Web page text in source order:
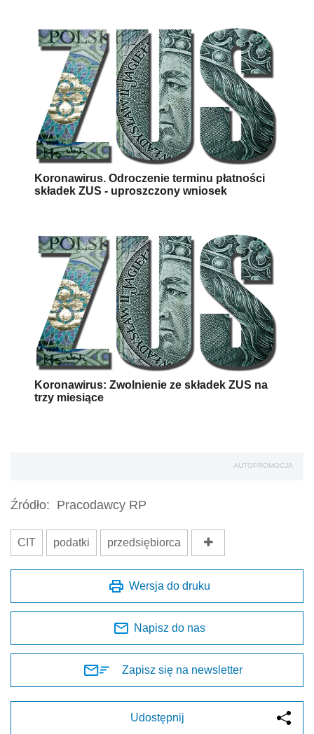
Koronawirus. Odroczenie terminu płatności
składek ZUS - uproszczony wniosek
Koronawirus: Zwolnienie ze składek ZUS na
trzy miesiące
AUTOPROMOCJA
Źródło: Pracodawcy RP
CIT podatki przedsiębiorca
Wersja do druku
Napisz do nas
Zapisz się na newsletter
Udostępnij